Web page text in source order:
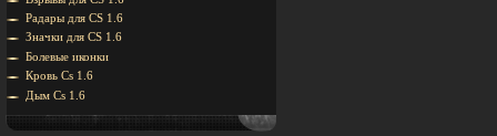
Радары для CS 1.6
Значки для CS 1.6
Болевые иконки
Кровь Cs 1.6
Дым Cs 1.6